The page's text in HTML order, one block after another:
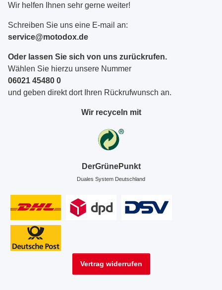
Wir helfen Ihnen sehr gerne weiter!
Schreiben Sie uns eine E-mail an:
service@motodox.de
Oder lassen Sie sich von uns zurückrufen.
Wählen Sie hierzu unsere Nummer
06021 45480 0
und geben direkt dort Ihren Rückrufwunsch an.
Wir recyceln mit
DerGrünePunkt
Duales System Deutschland
Vertrag widerrufen